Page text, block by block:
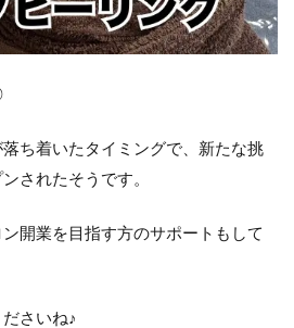
ち着いたタイミングで、新たな挑
されたそうです。
開業を目指す方のサポートもして
さいね♪